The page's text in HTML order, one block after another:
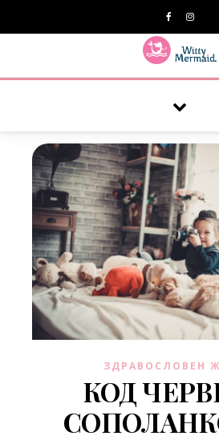
ЗДРАВОСЛОВЕН
КОД